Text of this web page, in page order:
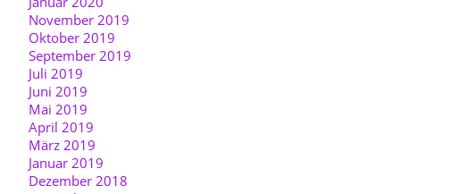
November 2019
Oktober 2019
September 2019
Juli 2019
Juni 2019
Mai 2019
April 2019
März 2019
Januar 2019
Dezember 2018